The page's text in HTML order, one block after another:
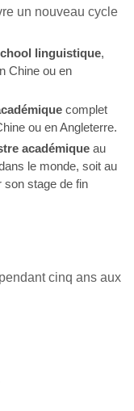
un nouveau cycle
linguistique,
Chine ou en
complet
ou en Angleterre.
académiqueau
le monde, soit au
son stage de fin
cinq ans aux